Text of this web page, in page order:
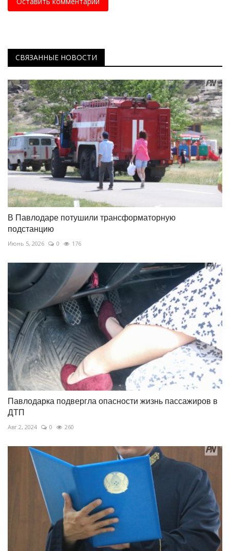
СВЯЗАННЫЕ НОВОСТИ
В Павлодаре потушили трансформаторную
подстанцию
Июнь 5, 2026 0 176
Павлодарка подвергла опасности жизнь пассажиров в
ДТП
Авг 2, 2024 0 260